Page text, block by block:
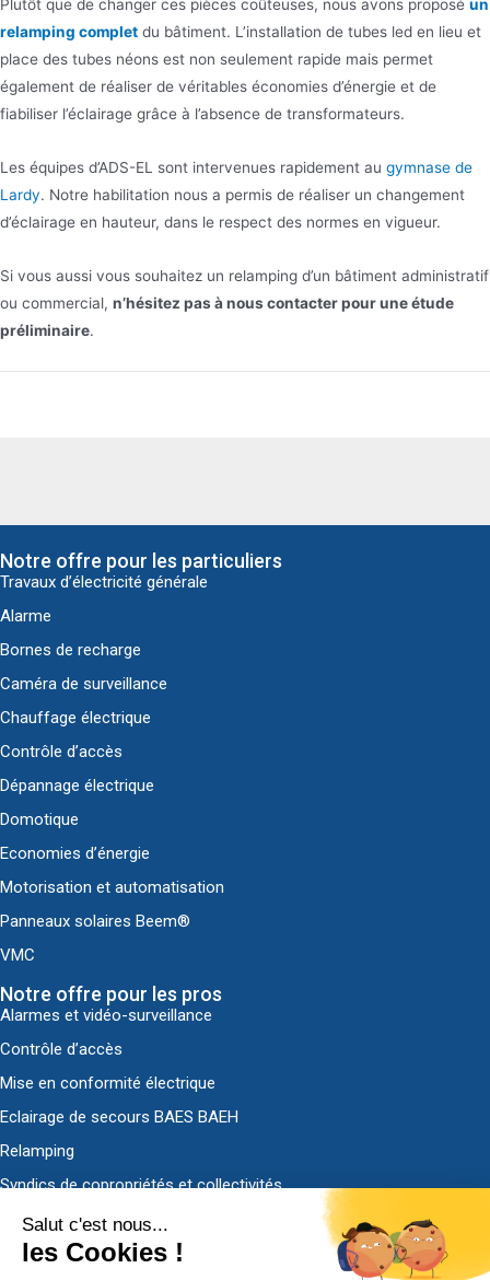
Plutôt que de changer ces pièces coûteuses, nous avons proposé un
relamping complet du bâtiment. L’installation de tubes led en lieu et
place des tubes néons est non seulement rapide mais permet
également de réaliser de véritables économies d’énergie et de
fiabiliser l’éclairage grâce à l’absence de transformateurs.
Les équipes d’ADS-EL sont intervenues rapidement au gymnase de
Lardy. Notre habilitation nous a permis de réaliser un changement
d’éclairage en hauteur, dans le respect des normes en vigueur.
Si vous aussi vous souhaitez un relamping d’un bâtiment administratif
ou commercial, n’hésitez pas à nous contacter pour une étude
préliminaire.
Notre offre pour les particuliers
Travaux d’électricité générale
Alarme
Bornes de recharge
Caméra de surveillance
Chauffage électrique
Contrôle d’accès
Dépannage électrique
Domotique
Economies d’énergie
Motorisation et automatisation
Panneaux solaires Beem®
VMC
Notre offre pour les pros
Alarmes et vidéo-surveillance
Contrôle d’accès
Mise en conformité électrique
Eclairage de secours BAES BAEH
Relamping
Syndics de copropriétés et collectivités
Découvrir ADS-EL
Qui sommes-nous ?